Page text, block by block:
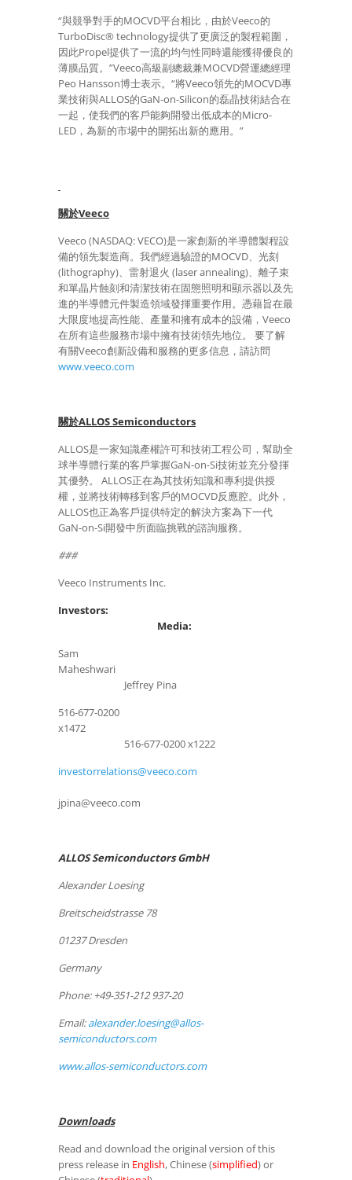
“與競爭對手的MOCVD平台相比，由於Veeco的
TurboDisc® technology提供了更廣泛的製程範圍，
因此Propel提供了一流的均勻性同時還能獲得優良的
薄膜品質。”Veeco高級副總裁兼MOCVD營運總經理
Peo Hansson博士表示。“將Veeco領先的MOCVD專
業技術與ALLOS的GaN-on-Silicon的磊晶技術結合在
一起，使我們的客戶能夠開發出低成本的Micro-
LED，為新的市場中的開拓出新的應用。”
關於Veeco
Veeco (NASDAQ: VECO)是一家創新的半導體製程設
備的領先製造商。我們經過驗證的MOCVD、光刻
(lithography)、雷射退火 (laser annealing)、離子束
和單晶片蝕刻和清潔技術在固態照明和顯示器以及先
進的半導體元件製造領域發揮重要作用。憑藉旨在最
大限度地提高性能、產量和擁有成本的設備，Veeco
在所有這些服務市場中擁有技術領先地位。 要了解
有關Veeco創新設備和服務的更多信息，請訪問
www.veeco.com
關於ALLOS Semiconductors
ALLOS是一家知識產權許可和技術工程公司，幫助全
球半導體行業的客戶掌握GaN-on-Si技術並充分發揮
其優勢。 ALLOS正在為其技術知識和專利提供授
權，並將技術轉移到客戶的MOCVD反應腔。此外，
ALLOS也正為客戶提供特定的解決方案為下一代
GaN-on-Si開發中所面臨挑戰的諮詢服務。
###
Veeco Instruments Inc.
Investors:
Media:
Sam
Maheshwari
Jeffrey Pina
516-677-0200
x1472
516-677-0200 x1222
investorrelations@veeco.com
jpina@veeco.com
ALLOS Semiconductors GmbH
Alexander Loesing
Breitscheidstrasse 78
01237 Dresden
Germany
Phone: +49-351-212 937-20
Email:alexander.loesing@allos-
semiconductors.com
www.allos-semiconductors.com
Downloads
Read and download the original version of this
press release in English, Chinese (simplified) or